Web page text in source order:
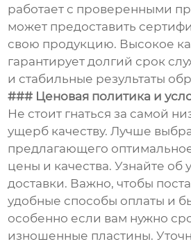
работает с проверенными
может предоставить
свою продукцию. Высокое
гарантирует долгий срок
и стабильные результаты
### Ценовая политика и
Не стоит гнаться за самой
ущерб качеству. Лучше
предлагающего
цены и качества. Узнайте об
доставки. Важно, чтобы
удобные способы оплаты и
особенно если вам нужно
изношенные пластины.